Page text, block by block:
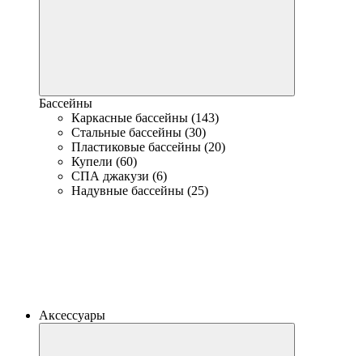
Бассейны
Каркасные бассейны (143)
Стальные бассейны (30)
Пластиковые бассейны (20)
Купели (60)
СПА джакузи (6)
Надувные бассейны (25)
Аксессуары